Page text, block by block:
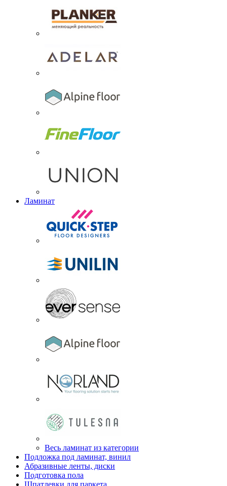
Ламинат
Весь ламинат из категории
Подложка под ламинат, винил
Абразивные ленты, диски
Подготовка пола
Шпатлевки для паркета